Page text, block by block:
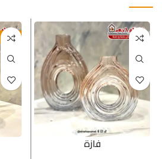
فازة
-20%